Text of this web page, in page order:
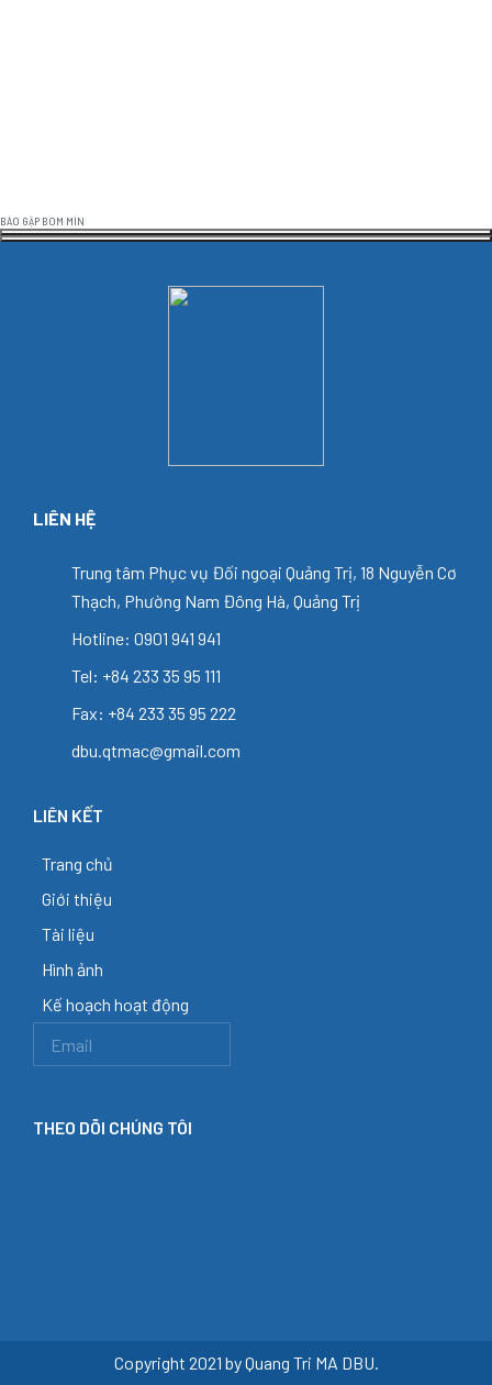
BÁO GẶP BOM MÌN
LIÊN HỆ
Trung tâm Phục vụ Đối ngoại Quảng Trị, 18 Nguyễn Cơ
Thạch, Phường Nam Đông Hà, Quảng Trị
Hotline: 0901 941 941
Tel: +84 233 35 95 111
Fax: +84 233 35 95 222
dbu.qtmac@gmail.com
LIÊN KẾT
Trang chủ
Giới thiệu
Tài liệu
Hình ảnh
Kế hoạch hoạt động
THEO DÕI CHÚNG TÔI
Copyright 2021 by Quang Tri MA DBU.